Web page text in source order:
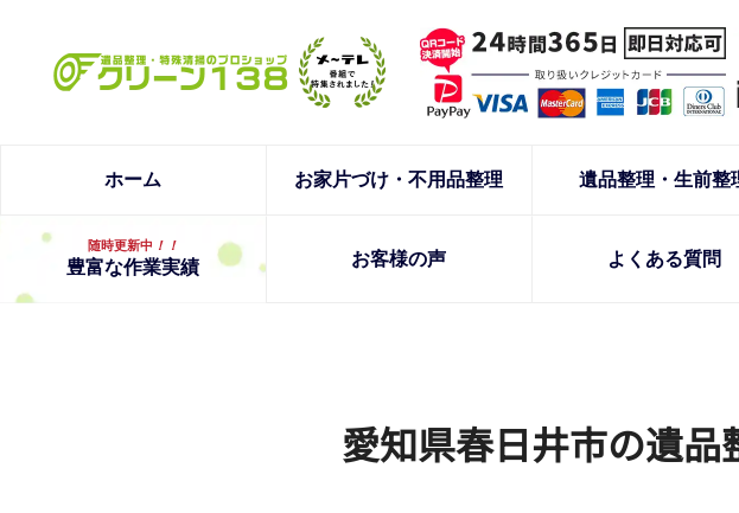
ホーム お家片づけ・不用品整理 遺品整理・生前整
随時更新中 ！！
豊富な作業実績 お客様の声 よくある質問
愛知県春日井市の遺